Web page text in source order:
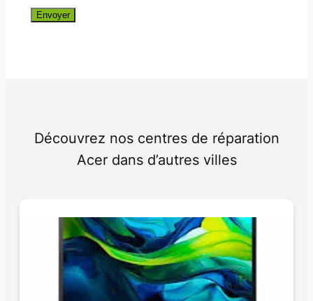
Envoyer
Découvrez nos centres de réparation
Acer dans d’autres villes